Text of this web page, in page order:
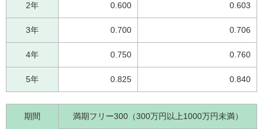
2年 0.600 0.603
3年 0.700 0.706
4年 0.750 0.760
5年 0.825 0.840
期間 満期フリー300（300万円以上1000万円未満）